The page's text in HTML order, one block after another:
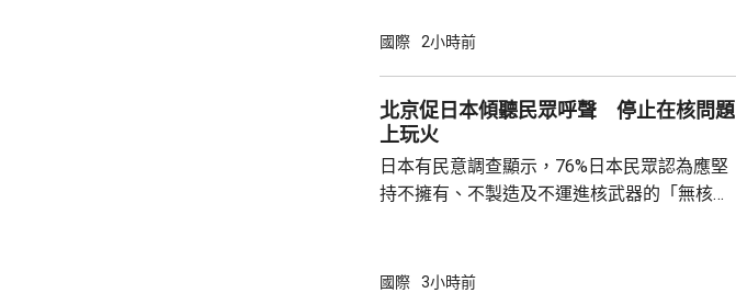
完全專制政權，參與抹黑俄羅斯武裝部隊的活
制裁，以及支持其他不受歡迎的組織。
國際 2小時前
北京促日本傾聽民眾呼聲 停止在核問題
上玩火
日本有民意調查顯示，76%日本民眾認為應堅
持不擁有、不製造及不運進核武器的「無核三
言人林劍回應指，民調結果充分反映日本主流
國際 3小時前